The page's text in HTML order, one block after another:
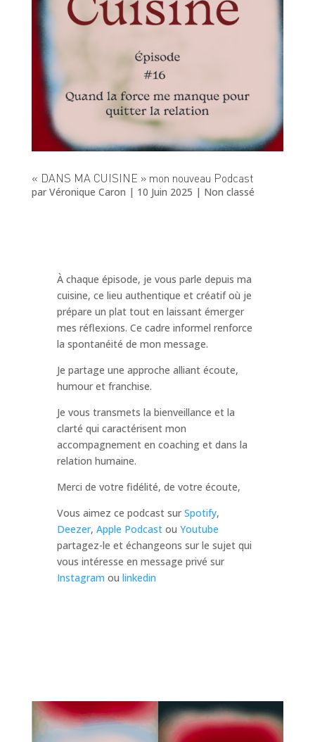
« DANS MA CUISINE » mon nouveau Podcast
par Véronique Caron | 10 Juin 2025 | Non classé
À chaque épisode, je vous parle depuis ma
cuisine, ce lieu authentique et créatif où je
prépare un plat tout en laissant émerger
mes réflexions. Ce cadre informel renforce
la spontanéité de mon message.
Je partage une approche alliant écoute,
humour et franchise.
Je vous transmets la bienveillance et la
clarté qui caractérisent mon
accompagnement en coaching et dans la
relation humaine.
Merci de votre fidélité, de votre écoute,
Vous aimez ce podcast sur Spotify,
Deezer, Apple Podcastou Youtube
partagez-le et échangeons sur le sujet qui
vous intéresse en message privé sur
Instagram ou linkedin